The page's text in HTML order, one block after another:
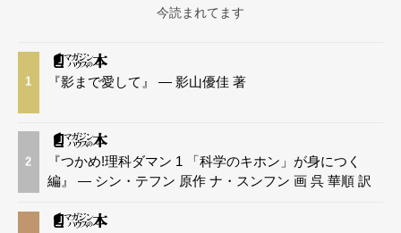
今読まれてます
1 『影まで愛して』 — 影山優佳 著
2
『つかめ!理科ダマン 1 「科学のキホン」が身につく
編』 — シン・テフン 原作 ナ・スンフン 画 呉 華順 訳